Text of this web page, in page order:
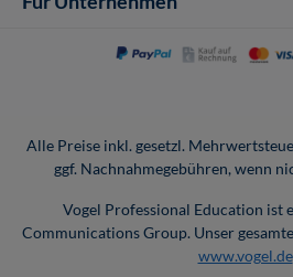
Alle Preise inkl. gesetzl.
ggf. Nachnahmegebühren, wenn
Vogel Professional Education ist
Communications Group. Unser
www.vogel.de